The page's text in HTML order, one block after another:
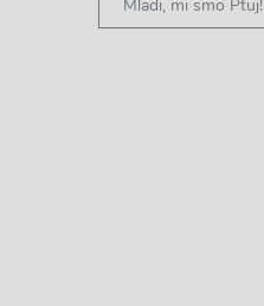
Mladi, mi smo Ptuj!